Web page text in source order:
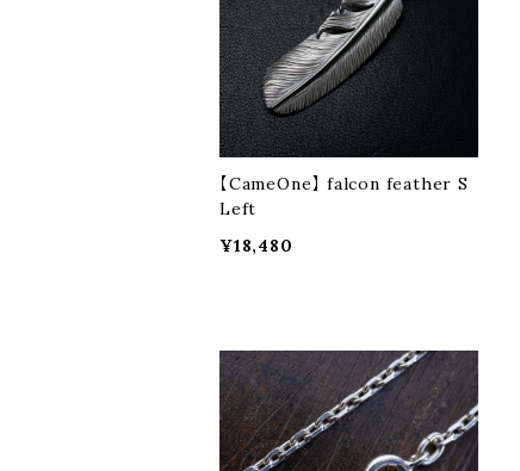
【CameOne】 falcon feather S
Left
¥18,480